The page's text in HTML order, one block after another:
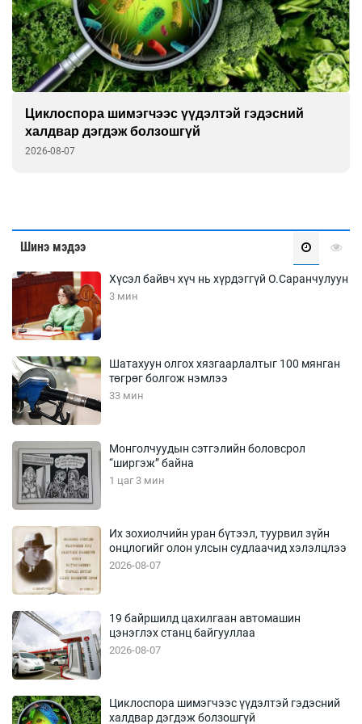
Циклоспора шимэгчээс үүдэлтэй гэдэсний
халдвар дэгдэж болзошгүй
2026-08-07
Шинэ мэдээ
Хүсэл байвч хүч нь хүрдэггүй О.Саранчулуун
3 мин
Шатахуун олгох хязгаарлалтыг 100 мянган
төгрөг болгож нэмлээ
33 мин
Монголчуудын сэтгэлийн боловсрол
“ширгэж” байна
1 цаг 3 мин
Их зохиолчийн уран бүтээл, туурвил зүйн
онцлогийг олон улсын судлаачид хэлэлцлээ
2026-08-07
19 байршилд цахилгаан автомашин
цэнэглэх станц байгууллаа
2026-08-07
Циклоспора шимэгчээс үүдэлтэй гэдэсний
халдвар дэгдэж болзошгүй